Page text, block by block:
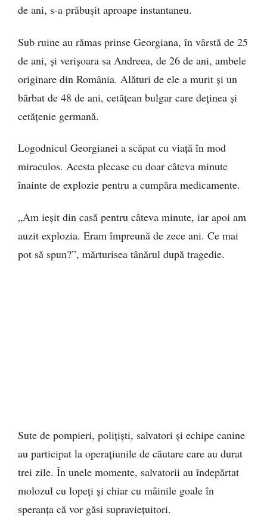
de ani, s-a prăbușit aproape instantaneu.
Sub ruine au rămas prinse Georgiana, în vârstă de 25
de ani, și verișoara sa Andreea, de 26 de ani, ambele
originare din România. Alături de ele a murit și un
bărbat de 48 de ani, cetățean bulgar care deținea și
cetățenie germană.
Logodnicul Georgianei a scăpat cu viață în mod
miraculos. Acesta plecase cu doar câteva minute
înainte de explozie pentru a cumpăra medicamente.
„Am ieșit din casă pentru câteva minute, iar apoi am
auzit explozia. Eram împreună de zece ani. Ce mai
pot să spun?”, mărturisea tânărul după tragedie.
Sute de pompieri, polițiști, salvatori și echipe canine
au participat la operațiunile de căutare care au durat
trei zile. În unele momente, salvatorii au îndepărtat
molozul cu lopeți și chiar cu mâinile goale în
speranța că vor găsi supraviețuitori.